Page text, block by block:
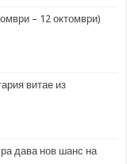
– 12 октомври)
витае из
дава нов шанс на